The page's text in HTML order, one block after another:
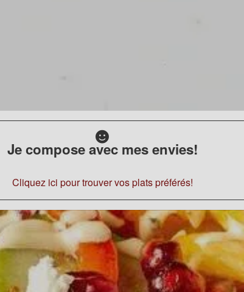
Je compose avec mes envies!
Cliquez ici pour trouver vos plats préférés!